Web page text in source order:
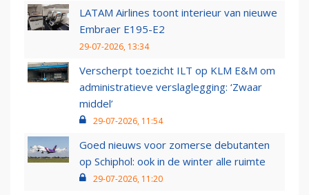
LATAM Airlines toont interieur van nieuwe
Embraer E195-E2
29-07-2026, 13:34
Verscherpt toezicht ILT op KLM E&M om
administratieve verslaglegging: ‘Zwaar
middel’
29-07-2026, 11:54
Goed nieuws voor zomerse debutanten
op Schiphol: ook in de winter alle ruimte
29-07-2026, 11:20